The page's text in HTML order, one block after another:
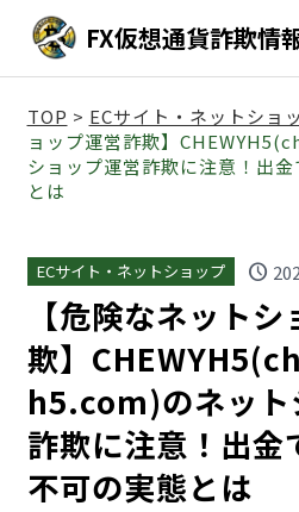
FX仮想通貨詐欺情
TOP > ECサイト・ネットショ
ョップ運営詐欺】
ショップ運営詐欺に注意！出
とは
ECサイト・ネットショップ schedule
【危険なネット
欺】
h5.com)のネット
詐欺に注意！出金
不可の実態とは